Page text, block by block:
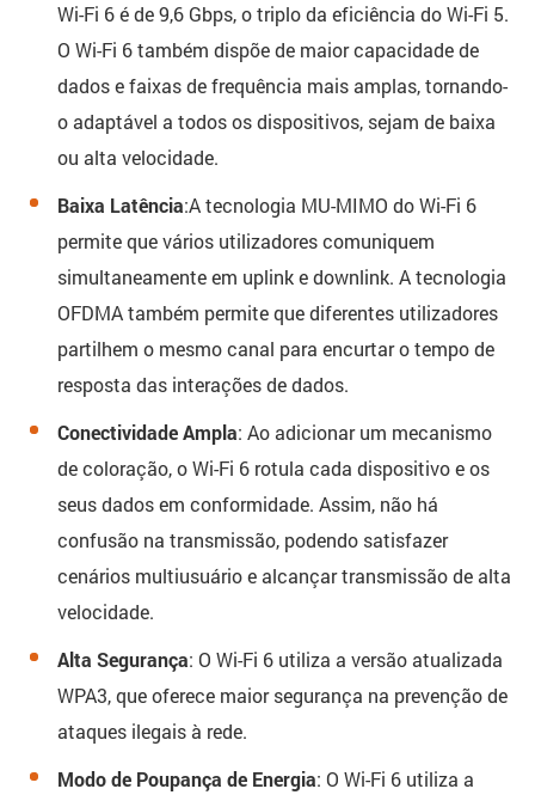
Wi-Fi 6 é de 9,6 Gbps, o triplo da eficiência do Wi-Fi 5.
O Wi-Fi 6 também dispõe de maior capacidade de
dados e faixas de frequência mais amplas, tornando-
o adaptável a todos os dispositivos, sejam de baixa
ou alta velocidade.
Baixa Latência:A tecnologia MU-MIMO do Wi-Fi 6
permite que vários utilizadores comuniquem
simultaneamente em uplink e downlink. A tecnologia
OFDMA também permite que diferentes utilizadores
partilhem o mesmo canal para encurtar o tempo de
resposta das interações de dados.
Conectividade Ampla: Ao adicionar um mecanismo
de coloração, o Wi-Fi 6 rotula cada dispositivo e os
seus dados em conformidade. Assim, não há
confusão na transmissão, podendo satisfazer
cenários multiusuário e alcançar transmissão de alta
velocidade.
Alta Segurança: O Wi-Fi 6 utiliza a versão atualizada
WPA3, que oferece maior segurança na prevenção de
ataques ilegais à rede.
Modo de Poupança de Energia: O Wi-Fi 6 utiliza a